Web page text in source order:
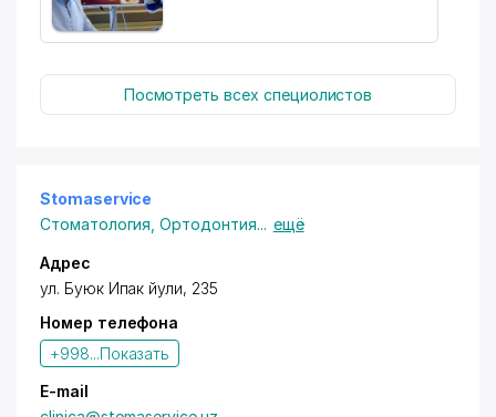
Посмотреть всех специолистов
Stomaservice
Стоматология ,Ортодонтия... ещё
Адрес
ул. Буюк Ипак йули, 235
Номер телефона
+998...Показать
E-mail